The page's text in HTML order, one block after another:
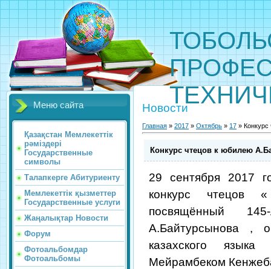
Меню сайта
Қазақстан Мемлекеттік
рәміздері
Государственные
символы
Талапкерге Абитуриенту
Мемлекеттік қызметтер
Государственные услуги
Жаңалықтар Новости
Форум
Фотоальбомдар
Фотоальбомы
Новости
Главная » 2017 » Октябрь » 17 »
Конкурс чтецов к юбилею
29 сентября 2017
конкурс
посвящённый
А.Байтурсынова ,
казахского
Мейрамбеком